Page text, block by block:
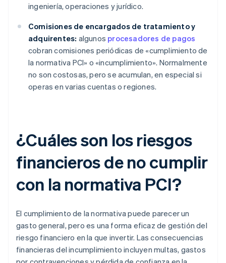
ingeniería, operaciones y jurídico.
Comisiones de encargados de tratamiento y
adquirentes: algunos procesadores de pagos
cobran comisiones periódicas de «cumplimiento de
la normativa PCI» o «incumplimiento». Normalmente
no son costosas, pero se acumulan, en especial si
operas en varias cuentas o regiones.
¿Cuáles son los riesgos
financieros de no cumplir
con la normativa PCI?
El cumplimiento de la normativa puede parecer un
gasto general, pero es una forma eficaz de gestión del
riesgo financiero en la que invertir. Las consecuencias
financieras del incumplimiento incluyen multas, gastos